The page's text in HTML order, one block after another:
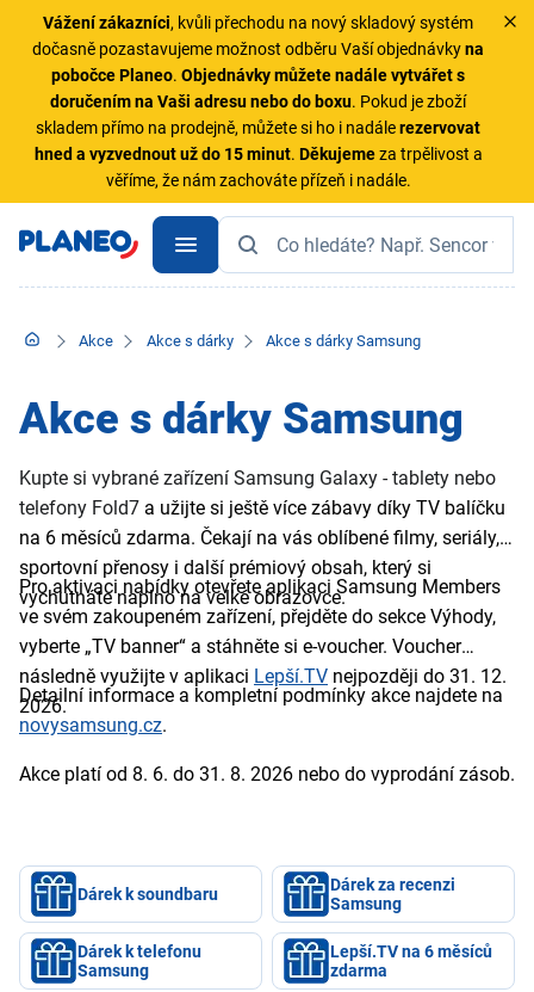
Vážení zákazníci, kvůli přechodu na nový skladový systém
dočasně pozastavujeme možnost odběru Vaší objednávkyna
pobočce Planeo.Objednávky můžete nadále vytvářet s
doručením na Vaši adresu nebo do boxu. Pokud je zboží
skladem přímo na prodejně, můžete si ho i nadálerezervovat
hned a vyzvednout už do 15 minut. Děkujemeza trpělivost a
věříme, že nám zachováte přízeň i nadále.
Akce Akce s dárky Akce s dárky Samsung
Akce s dárky Samsung
Kupte si vybrané zařízení Samsung Galaxy - tablety nebo
telefony Fold7 a užijte si ještě více zábavy díky TV balíčku
na 6 měsíců zdarma. Čekají na vás oblíbené filmy, seriály,
sportovní přenosy i další prémiový obsah, který si
vychutnáte naplno na velké obrazovce.
Pro aktivaci nabídky otevřete aplikaci Samsung Members
ve svém zakoupeném zařízení, přejděte do sekce Výhody,
vyberte „TV banner“ a stáhněte si e-voucher. Voucher
následně využijte v aplikaci Lepší.TV nejpozději do 31. 12.
2026.
Detailní informace a kompletní podmínky akce najdete na
novysamsung.cz.
Akce platí od 8. 6. do 31. 8. 2026 nebo do vyprodání zásob.
Dárek k soundbaru
Dárek za recenzi
Samsung
Dárek k telefonu
Samsung
Lepší.TV na 6 měsíců
zdarma